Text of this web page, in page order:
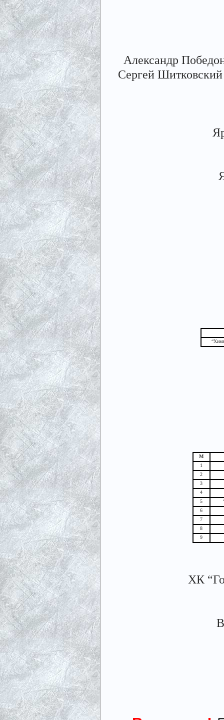
Александр
Сергей
М
1
2
3
4
5
6
7
8
9
ХК